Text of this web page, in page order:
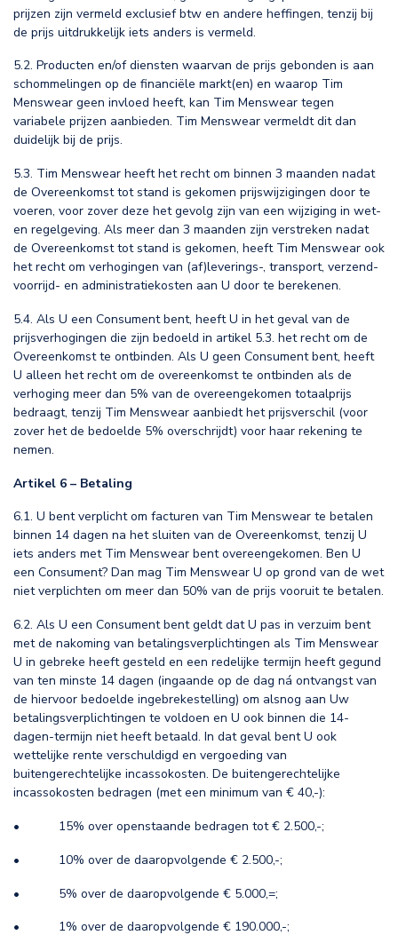
prijzen zijn vermeld exclusief btw en andere heffingen, tenzij bij
de prijs uitdrukkelijk iets anders is vermeld.
5.2. Producten en/of diensten waarvan de prijs gebonden is aan
schommelingen op de financiële markt(en) en waarop Tim
Menswear geen invloed heeft, kan Tim Menswear tegen
variabele prijzen aanbieden. Tim Menswear vermeldt dit dan
duidelijk bij de prijs.
5.3. Tim Menswear heeft het recht om binnen 3 maanden nadat
de Overeenkomst tot stand is gekomen prijswijzigingen door te
voeren, voor zover deze het gevolg zijn van een wijziging in wet-
en regelgeving. Als meer dan 3 maanden zijn verstreken nadat
de Overeenkomst tot stand is gekomen, heeft Tim Menswear ook
het recht om verhogingen van (af)leverings-, transport, verzend-
voorrijd- en administratiekosten aan U door te berekenen.
5.4. Als U een Consument bent, heeft U in het geval van de
prijsverhogingen die zijn bedoeld in artikel 5.3. het recht om de
Overeenkomst te ontbinden. Als U geen Consument bent, heeft
U alleen het recht om de overeenkomst te ontbinden als de
verhoging meer dan 5% van de overeengekomen totaalprijs
bedraagt, tenzij Tim Menswear aanbiedt het prijsverschil (voor
zover het de bedoelde 5% overschrijdt) voor haar rekening te
nemen.
Artikel 6 – Betaling
6.1. U bent verplicht om facturen van Tim Menswear te betalen
binnen 14 dagen na het sluiten van de Overeenkomst, tenzij U
iets anders met Tim Menswear bent overeengekomen. Ben U
een Consument? Dan mag Tim Menswear U op grond van de wet
niet verplichten om meer dan 50% van de prijs vooruit te betalen.
6.2. Als U een Consument bent geldt dat U pas in verzuim bent
met de nakoming van betalingsverplichtingen als Tim Menswear
U in gebreke heeft gesteld en een redelijke termijn heeft gegund
van ten minste 14 dagen (ingaande op de dag ná ontvangst van
de hiervoor bedoelde ingebrekestelling) om alsnog aan Uw
betalingsverplichtingen te voldoen en U ook binnen die 14-
dagen-termijn niet heeft betaald. In dat geval bent U ook
wettelijke rente verschuldigd en vergoeding van
buitengerechtelijke incassokosten. De buitengerechtelijke
incassokosten bedragen (met een minimum van € 40,-):
• 15% over openstaande bedragen tot € 2.500,-;
• 10% over de daaropvolgende € 2.500,-;
• 5% over de daaropvolgende € 5.000,=;
• 1% over de daaropvolgende € 190.000,-;